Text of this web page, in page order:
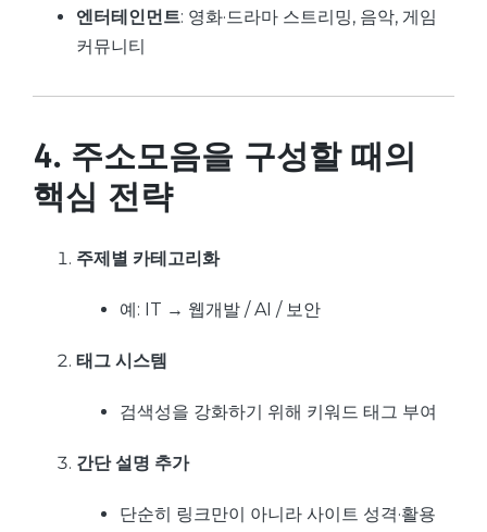
엔터테인먼트: 영화·드라마 스트리밍, 음악, 게임
커뮤니티
4. 주소모음을 구성할 때의
핵심 전략
주제별 카테고리화
예: IT → 웹개발 / AI / 보안
태그 시스템
검색성을 강화하기 위해 키워드 태그 부여
간단 설명 추가
단순히 링크만이 아니라 사이트 성격·활용